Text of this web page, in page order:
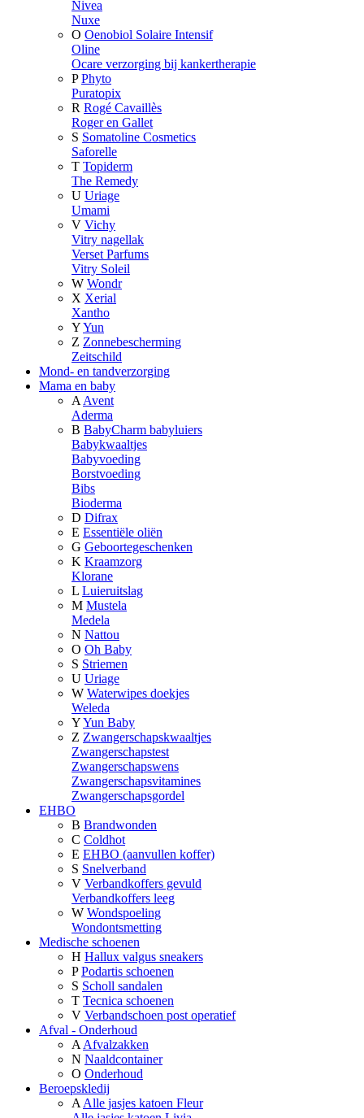
Nivea
Nuxe
O Oenobiol Solaire Intensif
Oline
Ocare verzorging bij kankertherapie
P Phyto
Puratopix
R Rogé Cavaillès
Roger en Gallet
S Somatoline Cosmetics
Saforelle
T Topiderm
The Remedy
U Uriage
Umami
V Vichy
Vitry nagellak
Verset Parfums
Vitry Soleil
W Wondr
X Xerial
Xantho
YYun
Z Zonnebescherming
Zeitschild
Mond- en tandverzorging
Mama en baby
A Avent
Aderma
B BabyCharm babyluiers
Babykwaaltjes
Babyvoeding
Borstvoeding
Bibs
Bioderma
D Difrax
E Essentiële oliën
G Geboortegeschenken
K Kraamzorg
Klorane
L Luieruitslag
M Mustela
Medela
N Nattou
O Oh Baby
S Striemen
U Uriage
W Waterwipes doekjes
Weleda
YYun Baby
Z Zwangerschapskwaaltjes
Zwangerschapstest
Zwangerschapswens
Zwangerschapsvitamines
Zwangerschapsgordel
EHBO
B Brandwonden
C Coldhot
E EHBO (aanvullen koffer)
S Snelverband
V Verbandkoffers gevuld
Verbandkoffers leeg
W Wondspoeling
Wondontsmetting
Medische schoenen
H Hallux valgus sneakers
P Podartis schoenen
S Scholl sandalen
T Tecnica schoenen
V Verbandschoen post operatief
Afval - Onderhoud
A Afvalzakken
N Naaldcontainer
O Onderhoud
Beroepskledij
A Alle jasjes katoen Fleur